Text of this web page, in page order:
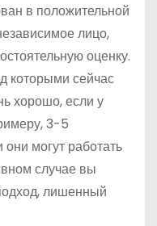
в положительной
лицо,
оценку.
которыми сейчас
хорошо, если у
3-5
могут работать
случае вы
лишенный